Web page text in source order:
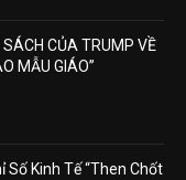
SÁCH CỦA TRUMP VỀ
MẪU GIÁO”
Số Kinh Tế “Then Chốt